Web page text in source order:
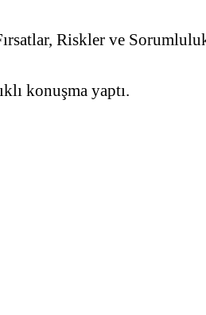
Riskler ve
konuşma yaptı.